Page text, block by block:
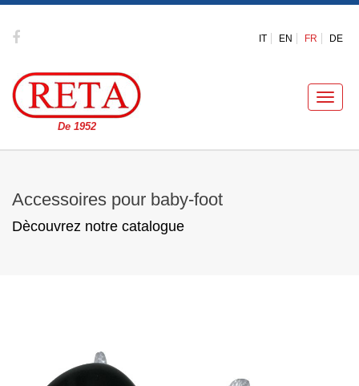
IT EN FR DE
Toggle
De 1952
Accessoires pour baby-foot
Dècouvrez notre catalogue